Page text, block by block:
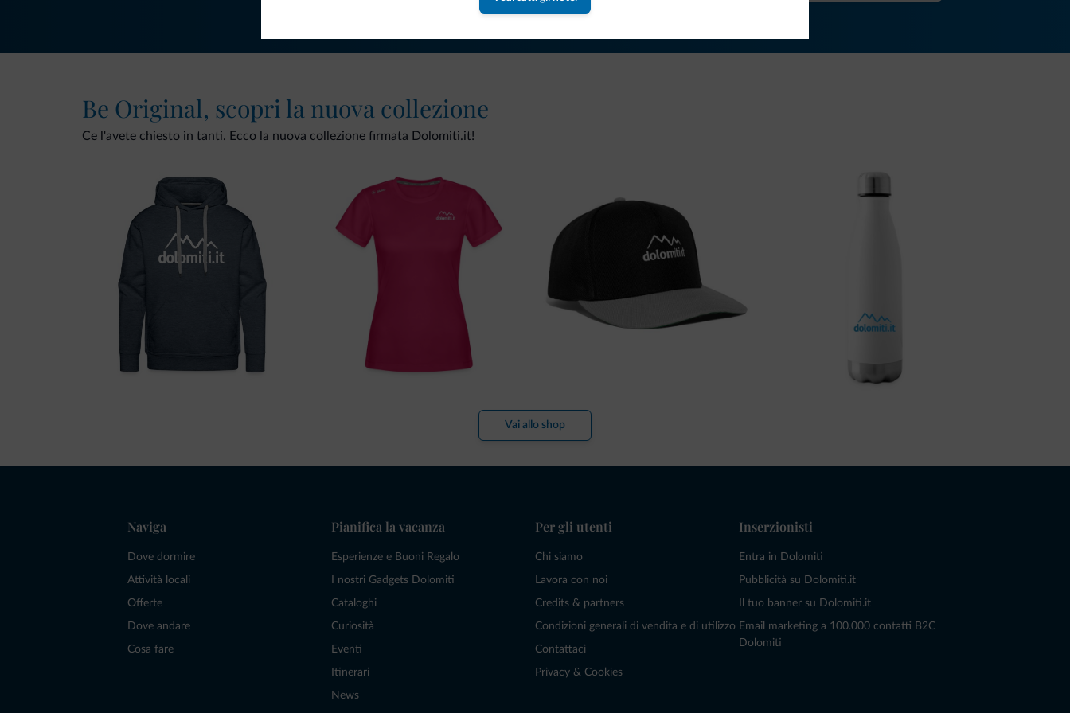
Be Original, scopri la nuova collezione
Ce l'avete chiesto in tanti. Ecco la nuova collezione firmata Dolomiti.it!
Vai allo shop
Naviga
Dove dormire
Attività locali
Offerte
Dove andare
Cosa fare
Pianifica la vacanza
Esperienze e Buoni Regalo
I nostri Gadgets Dolomiti
Cataloghi
Curiosità
Eventi
Itinerari
News
Per gli utenti
Chi siamo
Lavora con noi
Credits & partners
Condizioni generali di vendita e di utilizzo
Contattaci
Privacy & Cookies
Inserzionisti
Entra in Dolomiti
Pubblicità su Dolomiti.it
Il tuo banner su Dolomiti.it
Email marketing a 100.000 contatti B2C
Dolomiti